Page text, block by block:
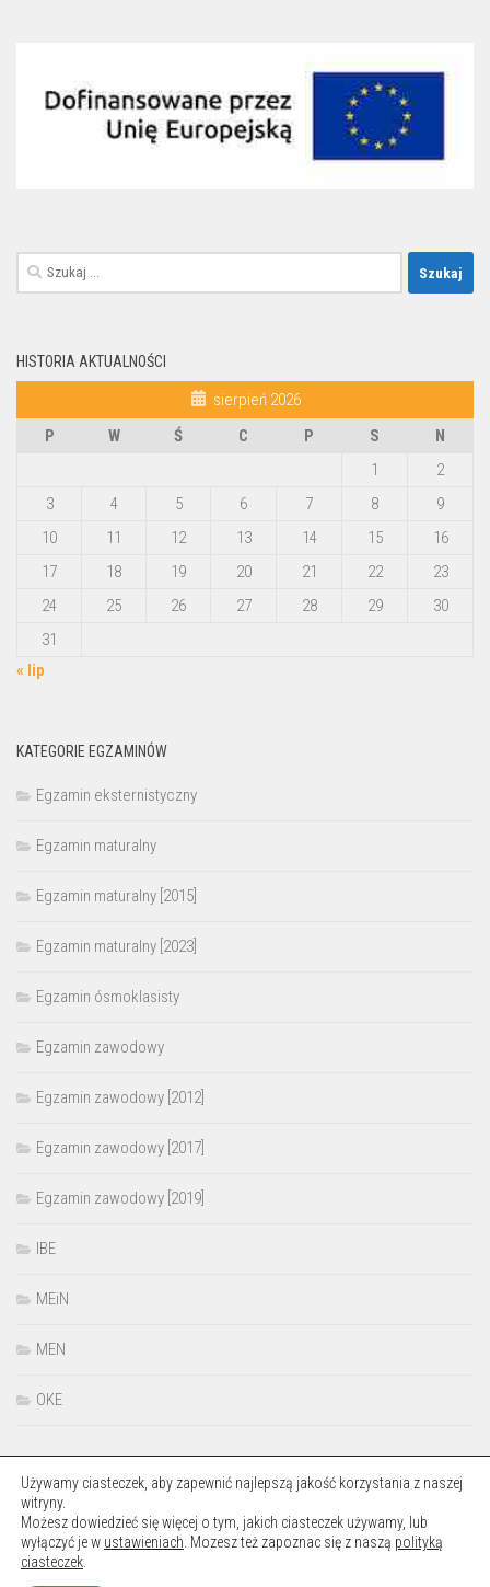
Szukaj:
HISTORIA AKTUALNOŚCI
sierpień 2026
P
W Ś C P S
N
1
2
3
4 5 6 7 8
9
10
11 12 13 14 15
16
17
18 19 20 21 22
23
24
25 26 27 28 29
30
31
« lip
KATEGORIE EGZAMINÓW
Egzamin eksternistyczny
Egzamin maturalny
Egzamin maturalny [2015]
Egzamin maturalny [2023]
Egzamin ósmoklasisty
Egzamin zawodowy
Egzamin zawodowy [2012]
Egzamin zawodowy [2017]
Egzamin zawodowy [2019]
IBE
MEiN
MEN
OKE
Okręgowa Komisja Egzaminacyjna w Łodzi © 2026. Wszelkie prawa
Używamy ciasteczek, aby zapewnić najlepszą jakość korzystania z naszej
witryny.
Możesz dowiedzieć się więcej o tym, jakich ciasteczek używamy, lub
wyłączyć je w ustawieniach . Mozesz też zapoznac się z naszą polityką
ciasteczek